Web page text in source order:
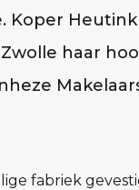
Koper
haar
fabriek